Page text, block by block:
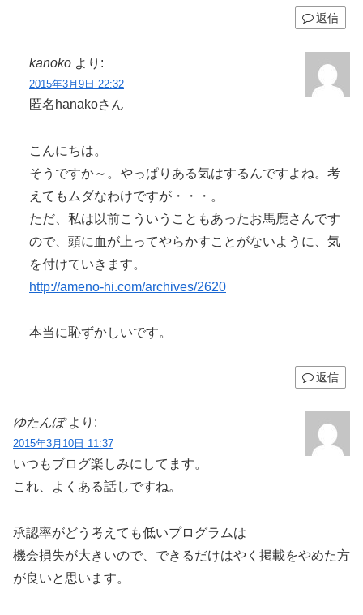
返信
kanoko より:
2015年3月9日 22:32
匿名hanakoさん
こんにちは。
そうですか～。やっぱりある気はするんですよね。考
えてもムダなわけですが・・・。
ただ、私は以前こういうこともあったお馬鹿さんです
ので、頭に血が上ってやらかすことがないように、気
を付けていきます。
http://ameno-hi.com/archives/2620
本当に恥ずかしいです。
返信
ゆたんぽ より:
2015年3月10日 11:37
いつもブログ楽しみにしてます。
これ、よくある話しですね。
承認率がどう考えても低いプログラムは
機会損失が大きいので、できるだけはやく掲載をやめた方
が良いと思います。